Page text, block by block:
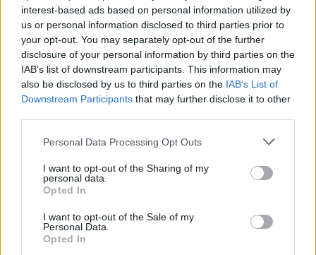
interest-based ads based on personal information utilized by
us or personal information disclosed to third parties prior to
your opt-out. You may separately opt-out of the further
disclosure of your personal information by third parties on the
IAB’s list of downstream participants. This information may
also be disclosed by us to third parties on the IAB’s List of
Downstream Participants that may further disclose it to other
Please note that this website/app uses one or more Google
not limited to your visit or usage behaviour. You may click to
grant or deny consent to Google and its third-party tags to
use your data for below specified purposes in below Google
consent section.
Personal Data Processing Opt Outs
I want to opt-out of the Sharing of my
personal data.
Opted In
I want to opt-out of the Sale of my
Personal Data.
Opted In
vagy bármilyen más elkészítési mód. A
végeredmény: belül puha, kívül tökéletesen
ropogós krumpli.